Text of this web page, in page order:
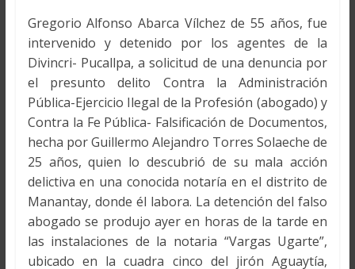
Gregorio Alfonso Abarca Vílchez de 55 años, fue
intervenido y detenido por los agentes de la
Divincri- Pucallpa, a solicitud de una denuncia por
el presunto delito Contra la Administración
Pública-Ejercicio Ilegal de la Profesión (abogado) y
Contra la Fe Pública- Falsificación de Documentos,
hecha por Guillermo Alejandro Torres Solaeche de
25 años, quien lo descubrió de su mala acción
delictiva en una conocida notaría en el distrito de
Manantay, donde él labora. La detención del falso
abogado se produjo ayer en horas de la tarde en
las instalaciones de la notaria “Vargas Ugarte”,
ubicado en la cuadra cinco del jirón Aguaytía,